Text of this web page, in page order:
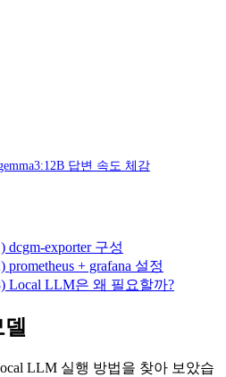
답변 속도 체감
dcgm-exporter 구성
+ grafana 설정
Local LLM은 왜 필요할까?
LLM 실행 방법을 찾아 보았습